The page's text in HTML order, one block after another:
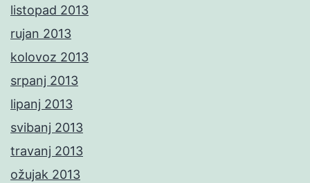
listopad 2013
rujan 2013
kolovoz 2013
srpanj 2013
lipanj 2013
svibanj 2013
travanj 2013
ožujak 2013